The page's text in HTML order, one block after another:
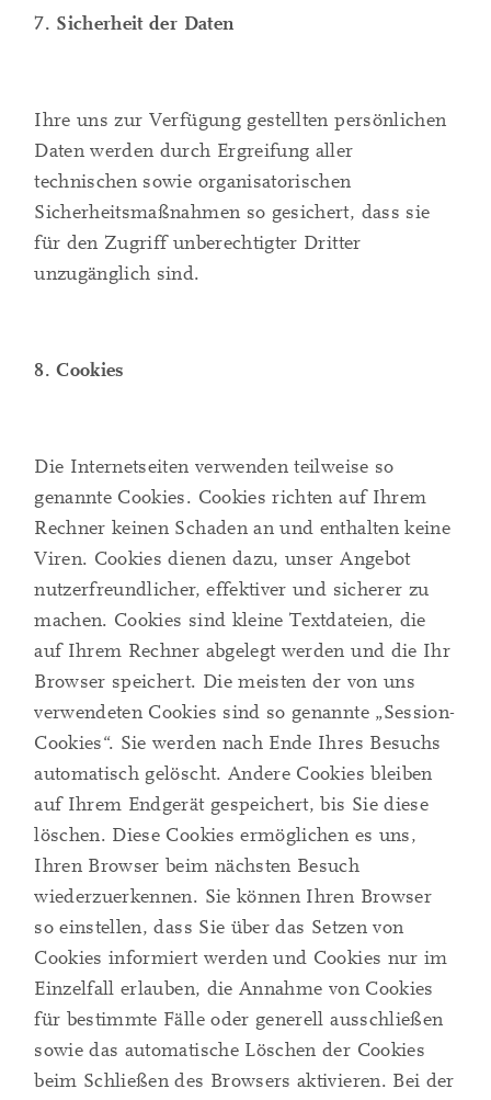
7. Sicherheit der Daten
Ihre uns zur Verfügung gestellten persönlichen
Daten werden durch Ergreifung aller
technischen sowie organisatorischen
Sicherheitsmaßnahmen so gesichert, dass sie
für den Zugriff unberechtigter Dritter
unzugänglich sind.
8. Cookies
Die Internetseiten verwenden teilweise so
genannte Cookies. Cookies richten auf Ihrem
Rechner keinen Schaden an und enthalten keine
Viren. Cookies dienen dazu, unser Angebot
nutzerfreundlicher, effektiver und sicherer zu
machen. Cookies sind kleine Textdateien, die
auf Ihrem Rechner abgelegt werden und die Ihr
Browser speichert. Die meisten der von uns
verwendeten Cookies sind so genannte „Session-
Cookies“. Sie werden nach Ende Ihres Besuchs
automatisch gelöscht. Andere Cookies bleiben
auf Ihrem Endgerät gespeichert, bis Sie diese
löschen. Diese Cookies ermöglichen es uns,
Ihren Browser beim nächsten Besuch
wiederzuerkennen. Sie können Ihren Browser
so einstellen, dass Sie über das Setzen von
Cookies informiert werden und Cookies nur im
Einzelfall erlauben, die Annahme von Cookies
für bestimmte Fälle oder generell ausschließen
sowie das automatische Löschen der Cookies
beim Schließen des Browsers aktivieren. Bei der